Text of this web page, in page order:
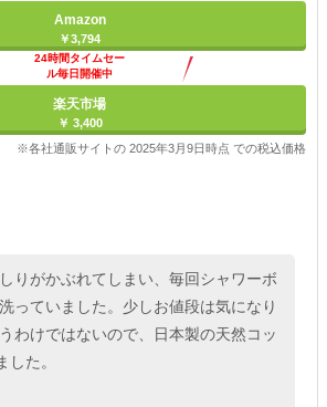
Amazon
￥3,794
24時間タイムセー
ル毎日開催中
楽天市場
￥ 3,400
※各社通販サイトの 2025年3月9日時点 での税込価格
りがかぶれてしまい、毎回シャワーボ
っていました。少しお値段は気になり
わけではないので、日本製の天然コッ
した。